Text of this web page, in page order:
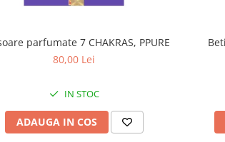
parfumate 7 CHAKRAS, PPURE
80,00 Lei
IN STOC
ADAUGA IN COS